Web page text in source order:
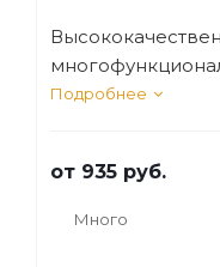
натуральных
Подробнее
от 935 руб.
Много